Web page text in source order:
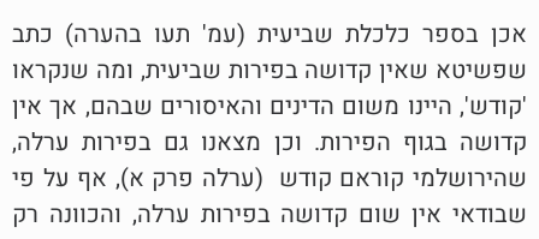
אכן בספר כלכלת שביעית (עמ' תעו בהערה) כתב
שפשיטא שאין קדושה בפירות שביעית, ומה שנקראו
'קודש', היינו משום הדינים והאיסורים שבהם, אך אין
קדושה בגוף הפירות. וכן מצאנו גם בפירות ערלה,
שהירושלמי קוראם קודש (ערלה פרק א), אף על פי
שבודאי אין שום קדושה בפירות ערלה, והכוונה רק